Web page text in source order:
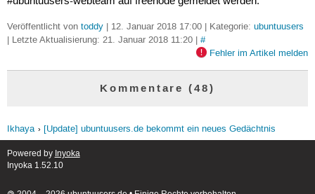
Veröffentlicht von toddy| 12. Januar 2018 17:00 | Kategorie: ubuntuusers
| Letzte Aktualisierung: 21. Januar 2018 11:20 | #
Fehler im Artikel melden
Kommentare (48)
Ikhaya [Update] ubuntuusers.de bekommt ein neues Gedächtnis
Powered by Inyoka
Inyoka 1.52.10